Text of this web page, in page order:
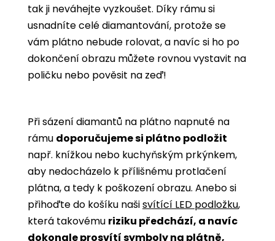
tak ji neváhejte vyzkoušet. Díky rámu si
usnadníte celé diamantování, protože se
vám plátno nebude rolovat, a navíc si ho po
dokončení obrazu můžete rovnou vystavit na
poličku nebo pověsit na zeď!
Při sázení diamantů na plátno napnuté na
rámu doporučujeme si plátno podložit
např. knížkou nebo kuchyňským prkýnkem,
aby nedocházelo k přílišnému protlačení
plátna, a tedy k poškození obrazu. Anebo si
přihoďte do košíku našisvítící LED podložku,
která takovému riziku předchází, a navíc
dokonale prosvítí symboly na plátně,